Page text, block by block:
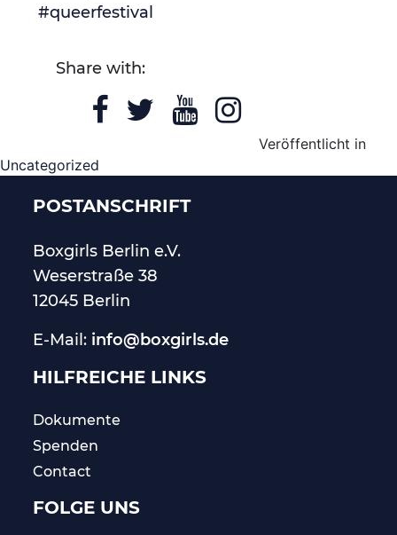
#queerfestival
Share with:
Veröffentlicht in
Uncategorized
POSTANSCHRIFT
Boxgirls Berline.V.
Weserstraße 38
12045 Berlin
E-Mail: info@boxgirls.de
HILFREICHE LINKS
Dokumente
Spenden
Contact
FOLGE UNS